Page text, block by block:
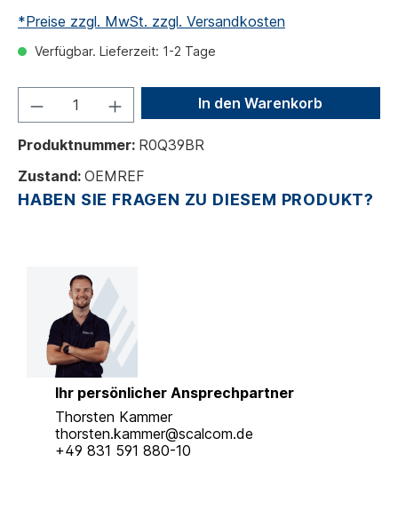
*Preise zzgl. MwSt. zzgl. Versandkosten
Verfügbar. Lieferzeit: 1-2 Tage
In den Warenkorb
Produktnummer: R0Q39BR
Zustand: OEMREF
HABEN SIE FRAGEN ZU DIESEM PRODUKT?
Ihr persönlicher Ansprechpartner
Thorsten Kammer
thorsten.kammer@scalcom.de
+49 831 591 880-10